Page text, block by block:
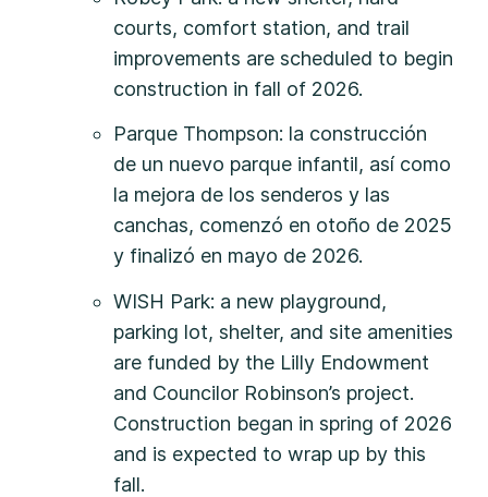
courts, comfort station, and trail
improvements are scheduled to begin
construction in fall of 2026.
Parque Thompson: la construcción
de un nuevo parque infantil, así como
la mejora de los senderos y las
canchas, comenzó en otoño de 2025
y finalizó en mayo de 2026.
WISH Park: a new playground,
parking lot, shelter, and site amenities
are funded by the Lilly Endowment
and Councilor Robinson’s project.
Construction began in spring of 2026
and is expected to wrap up by this
fall.